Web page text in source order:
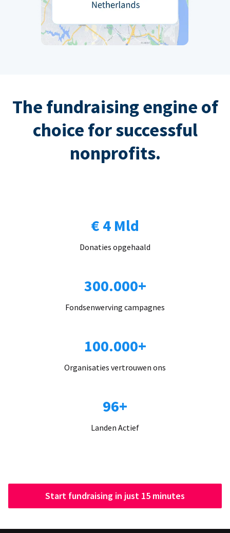
The fundraising engine of
choice for successful
nonprofits.
€ 4 Mld
Donaties opgehaald
300.000+
Fondsenwerving campagnes
100.000+
Organisaties vertrouwen ons
96+
Landen Actief
Start fundraising in just 15 minutes